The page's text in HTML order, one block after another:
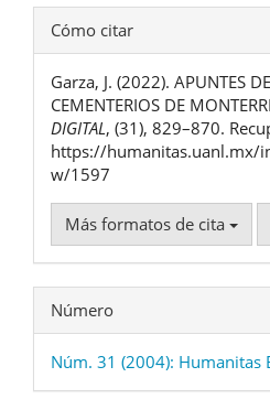
Detalles
del
artículo
Cómo citar
Garza, J. (2022). APUNTES
CEMENTERIOS DE
DIGITAL, (31), 829–870.
https://humanitas.uanl.mx/
w/1597
Más formatos de cita
Número
Núm. 31 (2004): Humanitas